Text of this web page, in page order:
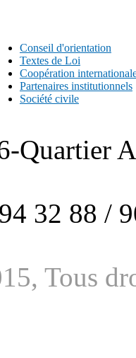
Conseil d'orientation
Textes de Loi
Coopération
Partenaires institutionnels
Société civile
Quartier
32 88 /
Tous